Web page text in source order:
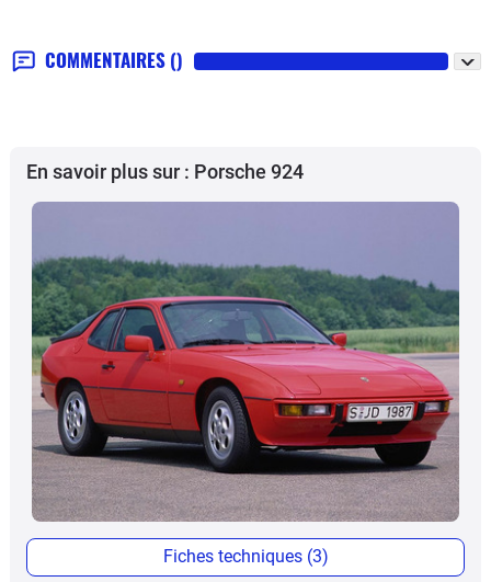
COMMENTAIRES ()
En savoir plus sur : Porsche 924
Fiches techniques (3)